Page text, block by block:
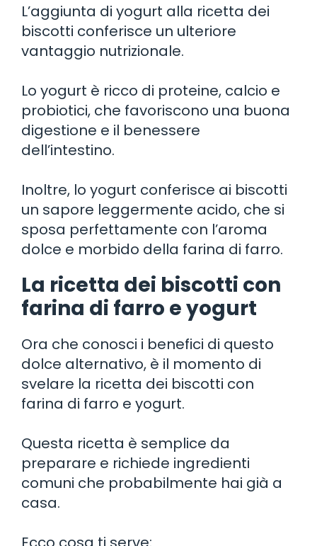
L’aggiunta di yogurt alla ricetta dei
biscotti conferisce un ulteriore
vantaggio nutrizionale.
Lo yogurt è ricco di proteine, calcio e
probiotici, che favoriscono una buona
digestione e il benessere
dell’intestino.
Inoltre, lo yogurt conferisce ai biscotti
un sapore leggermente acido, che si
sposa perfettamente con l’aroma
dolce e morbido della farina di farro.
La ricetta dei biscotti con
farina di farro e yogurt
Ora che conosci i benefici di questo
dolce alternativo, è il momento di
svelare la ricetta dei biscotti con
farina di farro e yogurt.
Questa ricetta è semplice da
preparare e richiede ingredienti
comuni che probabilmente hai già a
casa.